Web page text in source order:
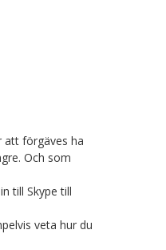
att förgäves ha
Och som
till Skype till
veta hur du